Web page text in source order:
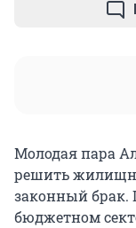
Молодая пара
решить
законный брак.
бюджетном